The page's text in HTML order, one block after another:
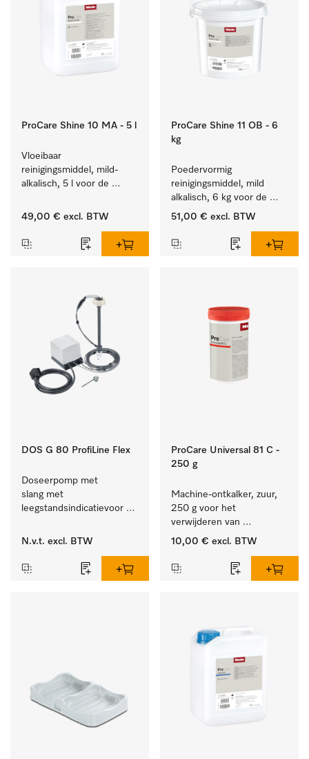
ProCare Shine 10 MA - 5 l
Vloeibaar
reinigingsmiddel, mild-
alkalisch, 5 l voor de
vervuiling op serviesgoed,
49,00 € excl. BTW
ProCare Shine 11 OB - 6
kg
Poedervormig
reinigingsmiddel, mild
alkalisch, 6 kg voor de
reiniging van sterk
bestek en glazen.
51,00 € excl. BTW
DOS G 80 ProfiLine Flex
Doseerpomp met
slang met
leegstandsindicatievoor
vloeibaar reinigingsmiddel.
N.v.t. excl. BTW
ProCare Universal 81 C -
250 g
Machine-ontkalker, zuur,
250 g voor het
verwijderen van
hardnekkige kalkaanslag.
10,00 € excl. BTW